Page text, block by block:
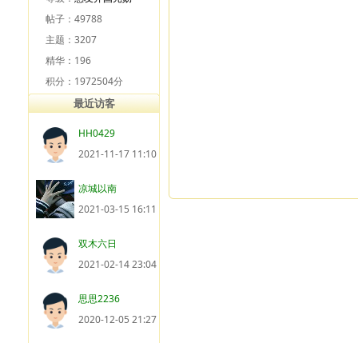
帖子：49788
主题：3207
精华：196
积分：1972504分
最近访客
HH0429
2021-11-17 11:10
凉城以南
2021-03-15 16:11
双木六日
2021-02-14 23:04
思思2236
2020-12-05 21:27